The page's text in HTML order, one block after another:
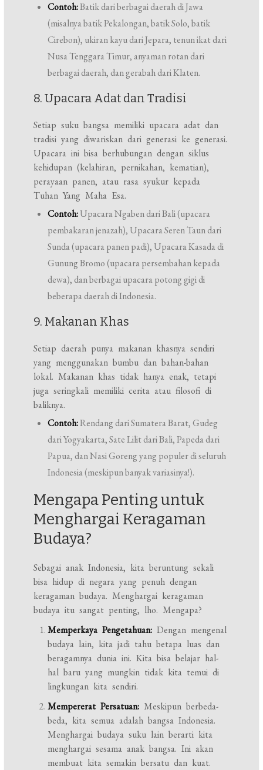
Contoh:Batik dari berbagai daerah di Jawa
(misalnya batik Pekalongan, batik Solo, batik
Cirebon), ukiran kayu dari Jepara, tenun ikat dari
Nusa Tenggara Timur, anyaman rotan dari
berbagai daerah, dan gerabah dari Klaten.
8. Upacara Adat dan Tradisi
Setiap suku bangsa memiliki upacara adat dan
tradisi yang diwariskan dari generasi ke generasi.
Upacara ini bisa berhubungan dengan siklus
kehidupan (kelahiran, pernikahan, kematian),
perayaan panen, atau rasa syukur kepada
Tuhan Yang Maha Esa.
Contoh:Upacara Ngaben dari Bali (upacara
pembakaran jenazah), Upacara Seren Taun dari
Sunda (upacara panen padi), Upacara Kasada di
Gunung Bromo (upacara persembahan kepada
dewa), dan berbagai upacara potong gigi di
beberapa daerah di Indonesia.
9. Makanan Khas
Setiap daerah punya makanan khasnya sendiri
yang menggunakan bumbu dan bahan-bahan
lokal. Makanan khas tidak hanya enak, tetapi
juga seringkali memiliki cerita atau filosofi di
baliknya.
Contoh:Rendang dari Sumatera Barat, Gudeg
dari Yogyakarta, Sate Lilit dari Bali, Papeda dari
Papua, dan Nasi Goreng yang populer di seluruh
Indonesia (meskipun banyak variasinya!).
Mengapa Penting untuk
Menghargai Keragaman
Budaya?
Sebagai anak Indonesia, kita beruntung sekali
bisa hidup di negara yang penuh dengan
keragaman budaya. Menghargai keragaman
budaya itu sangat penting, lho. Mengapa?
Memperkaya Pengetahuan: Dengan mengenal
budaya lain, kita jadi tahu betapa luas dan
beragamnya dunia ini. Kita bisa belajar hal-
hal baru yang mungkin tidak kita temui di
lingkungan kita sendiri.
Mempererat Persatuan: Meskipun berbeda-
beda, kita semua adalah bangsa Indonesia.
Menghargai budaya suku lain berarti kita
menghargai sesama anak bangsa. Ini akan
membuat kita semakin bersatu dan kuat.